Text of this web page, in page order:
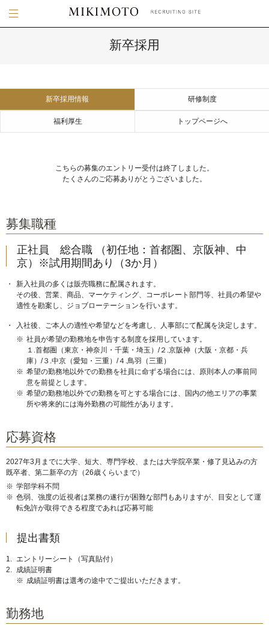
新卒採用
新卒採用情報 研修制度
福利厚生 トップページへ
こちらの募集のエントリー受付は終了しました。
たくさんのご応募ありがとうございました。
募集職種
正社員 総合職 （初任地：首都圏、京阪神、中
京）※試用期間あり（3か月）
・
新入社員の多くは販売職務に配属されます。
その後、営業、商品、マーケティング、コーポレート部門等、社員の希望や
適性を勘案し、ジョブローテーションを行います。
・
入社後、ご本人の適性や希望などを考慮し、人事部にて配属を決定します。
※ 社員が希望の勤務地を申告する制度を採用しています。
１.首都圏（東京・神奈川・千葉・埼玉）/２.京阪神（大阪・京都・兵
庫）/３.中京（愛知・三重）/４.鳥羽（三重）
※ 希望の勤務地以外での勤務を社員に命ずる場合には、原則本人の事前同
意を前提とします。
※ 希望の勤務地以外での勤務を可とする場合には、国内の他エリアの事業
所や将来的には海外勤務の可能性があります。
応募資格
2027年3月までに大学、短大、専門学校、または大学院卒業・修了見込みの方
既卒者、第二新卒の方（26歳くらいまで）
※ 学部学科不問
※ 色弱、強度の近視者は業務の遂行が困難な部門もありますが、目安として運
転免許が取得できる程度であれば応募可能
提出書類
1. エントリーシート（写真貼付）
2. 成績証明書
※ 成績証明書は選考の途中でご提出いただきます。
勤務地